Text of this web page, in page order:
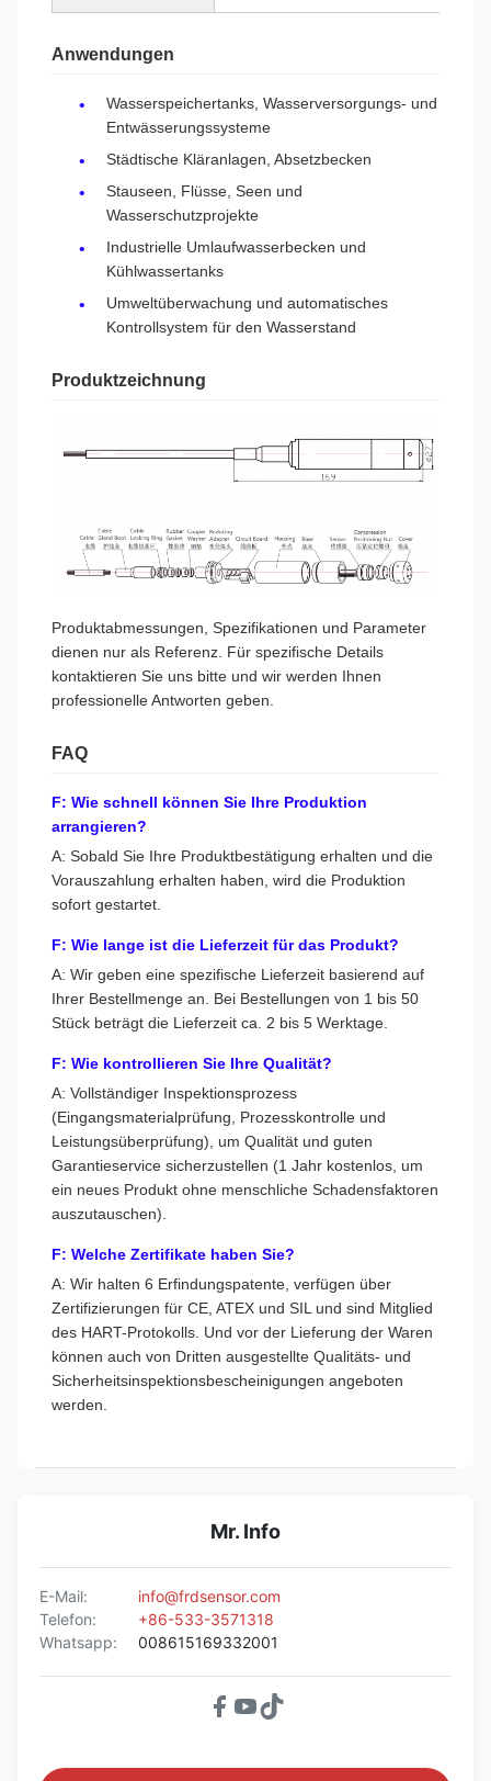
Anwendungen
Wasserspeichertanks, Wasserversorgungs- und
Entwässerungssysteme
Städtische Kläranlagen, Absetzbecken
Stauseen, Flüsse, Seen und
Wasserschutzprojekte
Industrielle Umlaufwasserbecken und
Kühlwassertanks
Umweltüberwachung und automatisches
Kontrollsystem für den Wasserstand
Produktzeichnung
Produktabmessungen, Spezifikationen und Parameter
dienen nur als Referenz. Für spezifische Details
kontaktieren Sie uns bitte und wir werden Ihnen
professionelle Antworten geben.
FAQ
F: Wie schnell können Sie Ihre Produktion
arrangieren?
A: Sobald Sie Ihre Produktbestätigung erhalten und die
Vorauszahlung erhalten haben, wird die Produktion
sofort gestartet.
F: Wie lange ist die Lieferzeit für das Produkt?
A: Wir geben eine spezifische Lieferzeit basierend auf
Ihrer Bestellmenge an. Bei Bestellungen von 1 bis 50
Stück beträgt die Lieferzeit ca. 2 bis 5 Werktage.
F: Wie kontrollieren Sie Ihre Qualität?
A: Vollständiger Inspektionsprozess
(Eingangsmaterialprüfung, Prozesskontrolle und
Leistungsüberprüfung), um Qualität und guten
Garantieservice sicherzustellen (1 Jahr kostenlos, um
ein neues Produkt ohne menschliche Schadensfaktoren
auszutauschen).
F: Welche Zertifikate haben Sie?
A: Wir halten 6 Erfindungspatente, verfügen über
Zertifizierungen für CE, ATEX und SIL und sind Mitglied
des HART-Protokolls. Und vor der Lieferung der Waren
können auch von Dritten ausgestellte Qualitäts- und
Sicherheitsinspektionsbescheinigungen angeboten
werden.
Mr. Info
E-Mail:
info@frdsensor.com
Telefon:
+86-533-3571318
Whatsapp:
008615169332001